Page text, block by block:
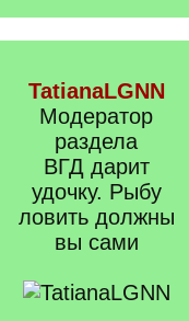
TatianaLGNN
Модератор
раздела
ВГД дарит
удочку. Рыбу
ловить должны
вы сами